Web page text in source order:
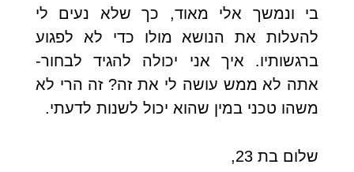
בי ונמשך אלי מאוד, כך שלא נעים לי
להעלות את הנושא מולו כדי לא לפגוע
ברגשותיו. איך אני יכולה להגיד לבחור-
אתה לא ממש עושה לי את זה? זה הרי לא
משהו טכני במין שהוא יכול לשנות לדעתי.
שלום בת 23,